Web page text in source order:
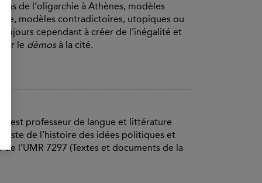
de l’oligarchie à Athènes, modèles
modèles contradictoires, utopiques ou
cependant à créer de l’inégalité et
le dèmosà la cité.
est professeur de langue et littérature
de l’histoire des idées politiques et
l’UMR 7297 (Textes et documents de la